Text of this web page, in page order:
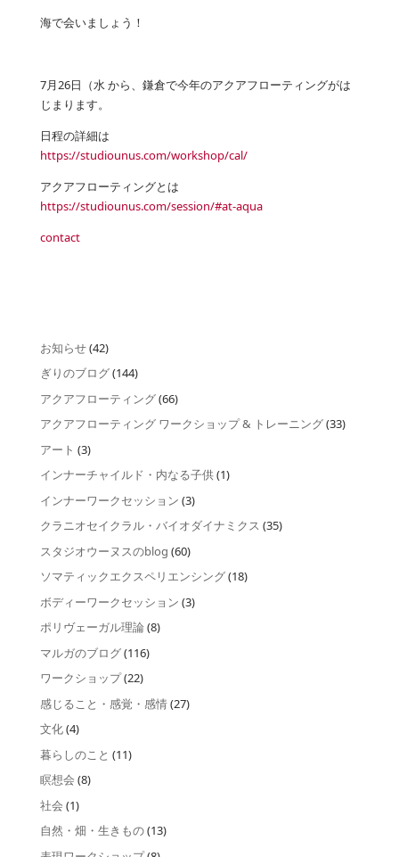
海で会いましょう！
7月26日（水 から、鎌倉で今年のアクアフローティングがは
じまります。
日程の詳細は
https://studiounus.com/workshop/cal/
アクアフローティングとは
https://studiounus.com/session/#at-aqua
contact
お知らせ(42)
ぎりのブログ(144)
アクアフローティング(66)
アクアフローティング ワークショップ & トレーニング(33)
アート (3)
インナーチャイルド・内なる子供(1)
インナーワークセッション (3)
クラニオセイクラル・バイオダイナミクス (35)
スタジオウーヌスのblog (60)
ソマティックエクスペリエンシング(18)
ボディーワークセッション (3)
ポリヴェーガル理論(8)
マルガのブログ(116)
ワークショップ(22)
感じること・感覚・感情(27)
文化(4)
暮らしのこと (11)
瞑想会 (8)
社会 (1)
自然・畑・生きもの(13)